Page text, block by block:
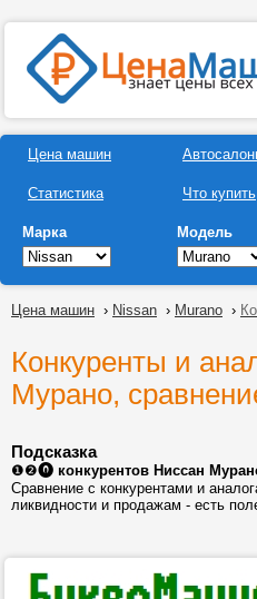
Цена машин
Статистика Что купить
Марка Модель
Цена машин › Nissan › Murano ›
Конкуренты и
Мурано,
Подсказка
❶❷⓿ конкурентов Ниссан
Сравнение с конкурентами и
ликвидности и продажам - есть